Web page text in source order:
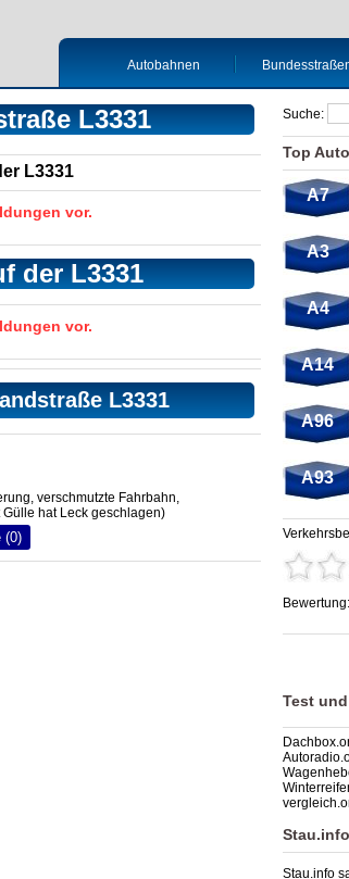
Autobahnen
L3331
L3331
vor.
der L3331
vor.
L3331
verschmutzte Fahrbahn,
hat Leck geschlagen)
(0)
Suche:
Top
A7
A3
A4
A14
A96
A93
Bewertung:
Stau
Test
Stau.info